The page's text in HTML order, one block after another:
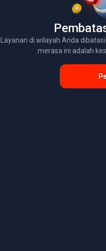
Layanan di wilayah Anda
merasa ini adalah